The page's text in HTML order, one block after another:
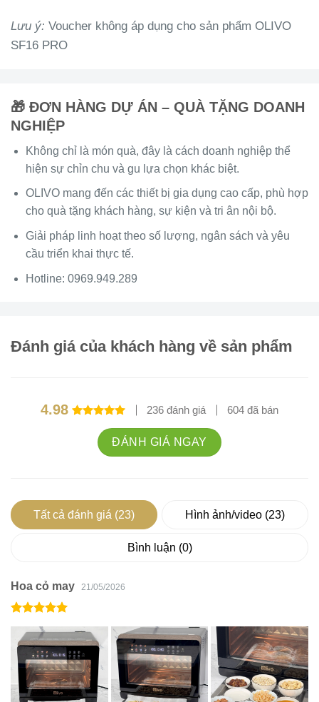
Lưu ý: Voucher không áp dụng cho sản phẩm OLIVO
SF16 PRO
🎁 ĐƠN HÀNG DỰ ÁN – QUÀ TẶNG DOANH
NGHIỆP
Không chỉ là món quà, đây là cách doanh nghiệp thể
hiện sự chỉn chu và gu lựa chọn khác biệt.
OLIVO mang đến các thiết bị gia dụng cao cấp, phù hợp
cho quà tặng khách hàng, sự kiện và tri ân nội bộ.
Giải pháp linh hoạt theo số lượng, ngân sách và yêu
cầu triển khai thực tế.
Hotline: 0969.949.289
Đánh giá của khách hàng về sản phẩm
4.98
Được xếp
hạng4.98
5 sao
236 đánh giá 604 đã bán
ĐÁNH GIÁ NGAY
Tất cả đánh giá (23) Hình ảnh/video (23)
Bình luận (0)
Hoa cỏ may 21/05/2026